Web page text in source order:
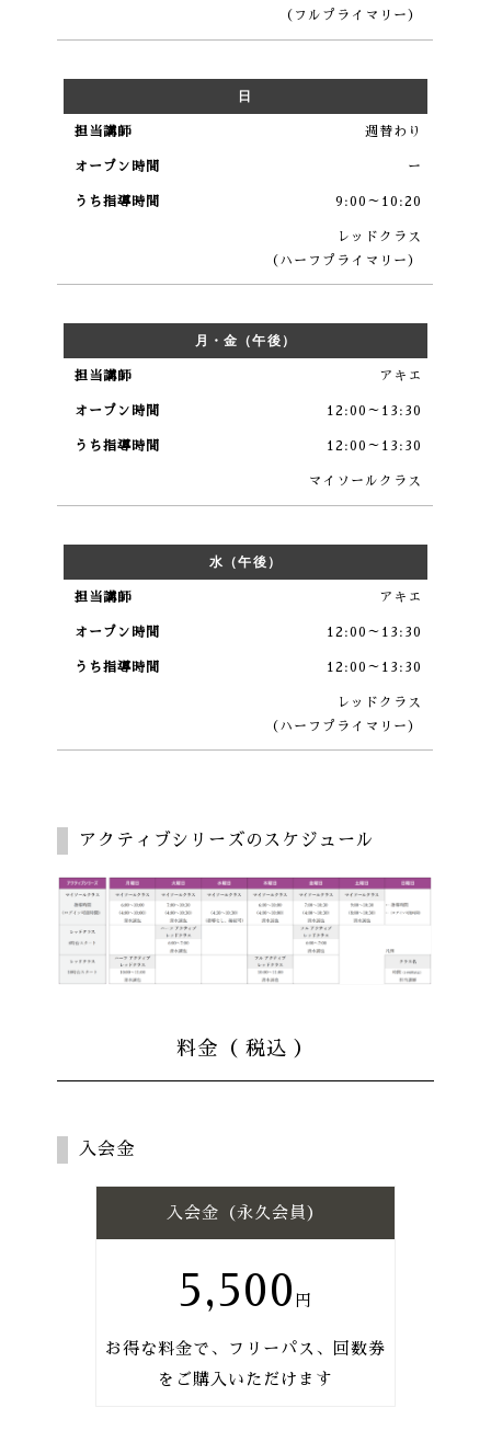
（フルプライマリー）
日
週替わり
ー
9:00～10:20
レッドクラス
（ハーフプライマリー）
月・金（午後）
アキエ
12:00～13:30
12:00～13:30
マイソールクラス
水（午後）
アキエ
12:00～13:30
12:00～13:30
レッドクラス
（ハーフプライマリー）
アクティブシリーズのスケジュール
料金（ 税込 ）
入会金
入会金（永久会員）
5,500
お得な料金で、フリーパス、回数券
をご購入いただけます